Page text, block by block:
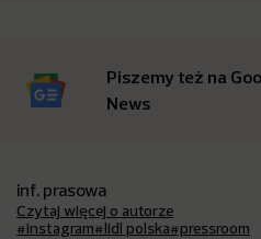
Piszemy też na
News
inf. prasowa
Czytaj więcej o autorze
#instagram#lidl polska#pressroom